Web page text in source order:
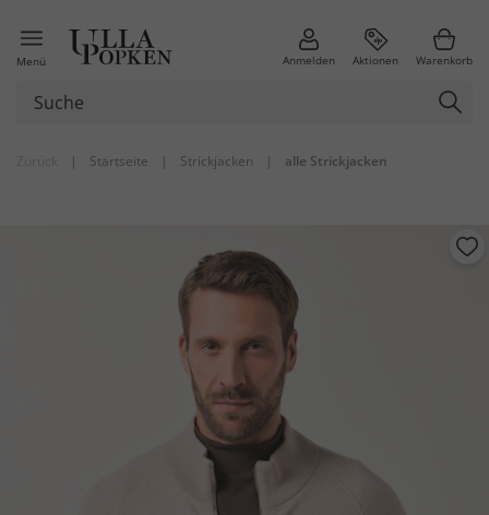
Menü Anmelden Aktionen Warenkorb
| Startseite | Strickjacken | alle Strickjacken